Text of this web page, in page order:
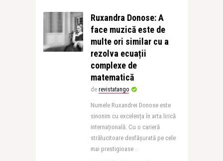
Ruxandra Donose: A
face muzică este de
multe ori similar cu a
rezolva ecuații
complexe de
matematică
de revistatango
Numele Ruxandrei Donose este
sinonim cu excelența în arta lirică
internațională. Cu o carieră
strălucitoare desfășurată pe cele
mai prestigioase ..